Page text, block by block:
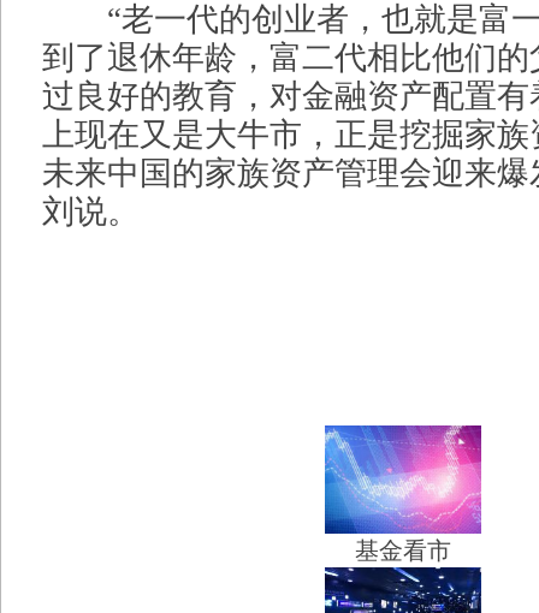
“老一代的创业者，也就是富
到了退休年龄，富二代相比他们
过良好的教育，对金融资产配置
上现在又是大牛市，正是挖掘家
未来中国的家族资产管理会迎来爆
刘说。
基金看市